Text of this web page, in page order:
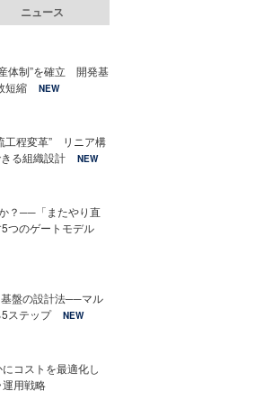
ニュース
体制”を確立 開発基
短縮
NEW
工程変革” リニア構
る組織設計
NEW
？──「またやり直
つのゲートモデル
盤の設計法──マル
ステップ
NEW
コストを最適化し
用戦略